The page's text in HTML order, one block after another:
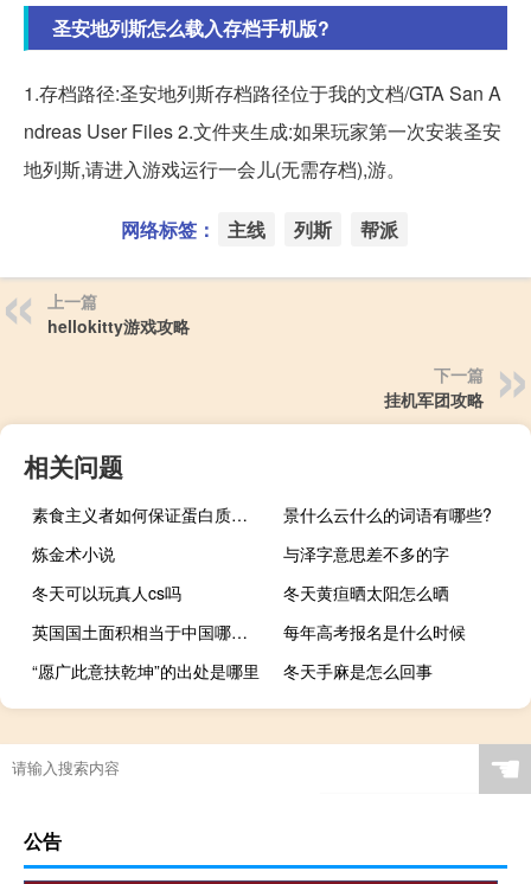
圣安地列斯怎么载入存档手机版?
1.存档路径:圣安地列斯存档路径位于我的文档/GTA San A
ndreas User Files 2.文件夹生成:如果玩家第一次安装圣安
地列斯,请进入游戏运行一会儿(无需存档),游。
网络标签： 主线 列斯 帮派
上一篇
hellokitty游戏攻略
下一篇
挂机军团攻略
相关问题
素食主义者如何保证蛋白质的营养
景什么云什么的词语有哪些?
炼金术小说
与泽字意思差不多的字
冬天可以玩真人cs吗
冬天黄疸晒太阳怎么晒
英国国土面积相当于中国哪个省
每年高考报名是什么时候
“愿广此意扶乾坤”的出处是哪里
冬天手麻是怎么回事
☚
公告